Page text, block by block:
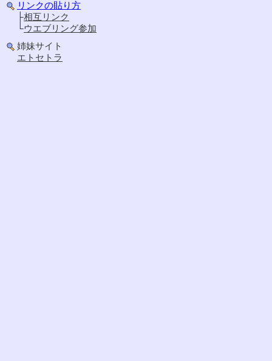
リンクの貼り方
├相互リンク
└ウエブリング参加
姉妹サイト
エトセトラ